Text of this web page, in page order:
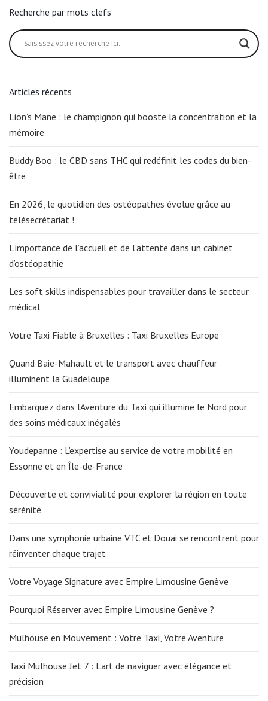
Recherche par mots clefs
Articles récents
Lion’s Mane : le champignon qui booste la concentration et la
mémoire
Buddy Boo : le CBD sans THC qui redéfinit les codes du bien-
être
En 2026, le quotidien des ostéopathes évolue grâce au
télésecrétariat !
L’importance de l’accueil et de l’attente dans un cabinet
d’ostéopathie
Les soft skills indispensables pour travailler dans le secteur
médical
Votre Taxi Fiable à Bruxelles : Taxi Bruxelles Europe
Quand Baie-Mahault et le transport avec chauffeur
illuminent la Guadeloupe
Embarquez dans lAventure du Taxi qui illumine le Nord pour
des soins médicaux inégalés
Youdepanne : L’expertise au service de votre mobilité en
Essonne et en Île-de-France
Découverte et convivialité pour explorer la région en toute
sérénité
Dans une symphonie urbaine VTC et Douai se rencontrent pour
réinventer chaque trajet
Votre Voyage Signature avec Empire Limousine Genève
Pourquoi Réserver avec Empire Limousine Genève ?
Mulhouse en Mouvement : Votre Taxi, Votre Aventure
Taxi Mulhouse Jet 7 : L’art de naviguer avec élégance et
précision